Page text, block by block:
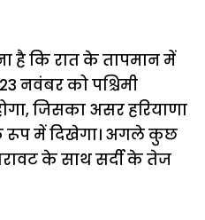
है कि रात के तापमान में
नवंबर को पश्चिमी
जिसका असर हरियाणा
रूप में दिखेगा। अगले कुछ
के साथ सर्दी के तेज